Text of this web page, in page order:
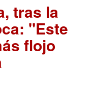
tras la
"Este
flojo